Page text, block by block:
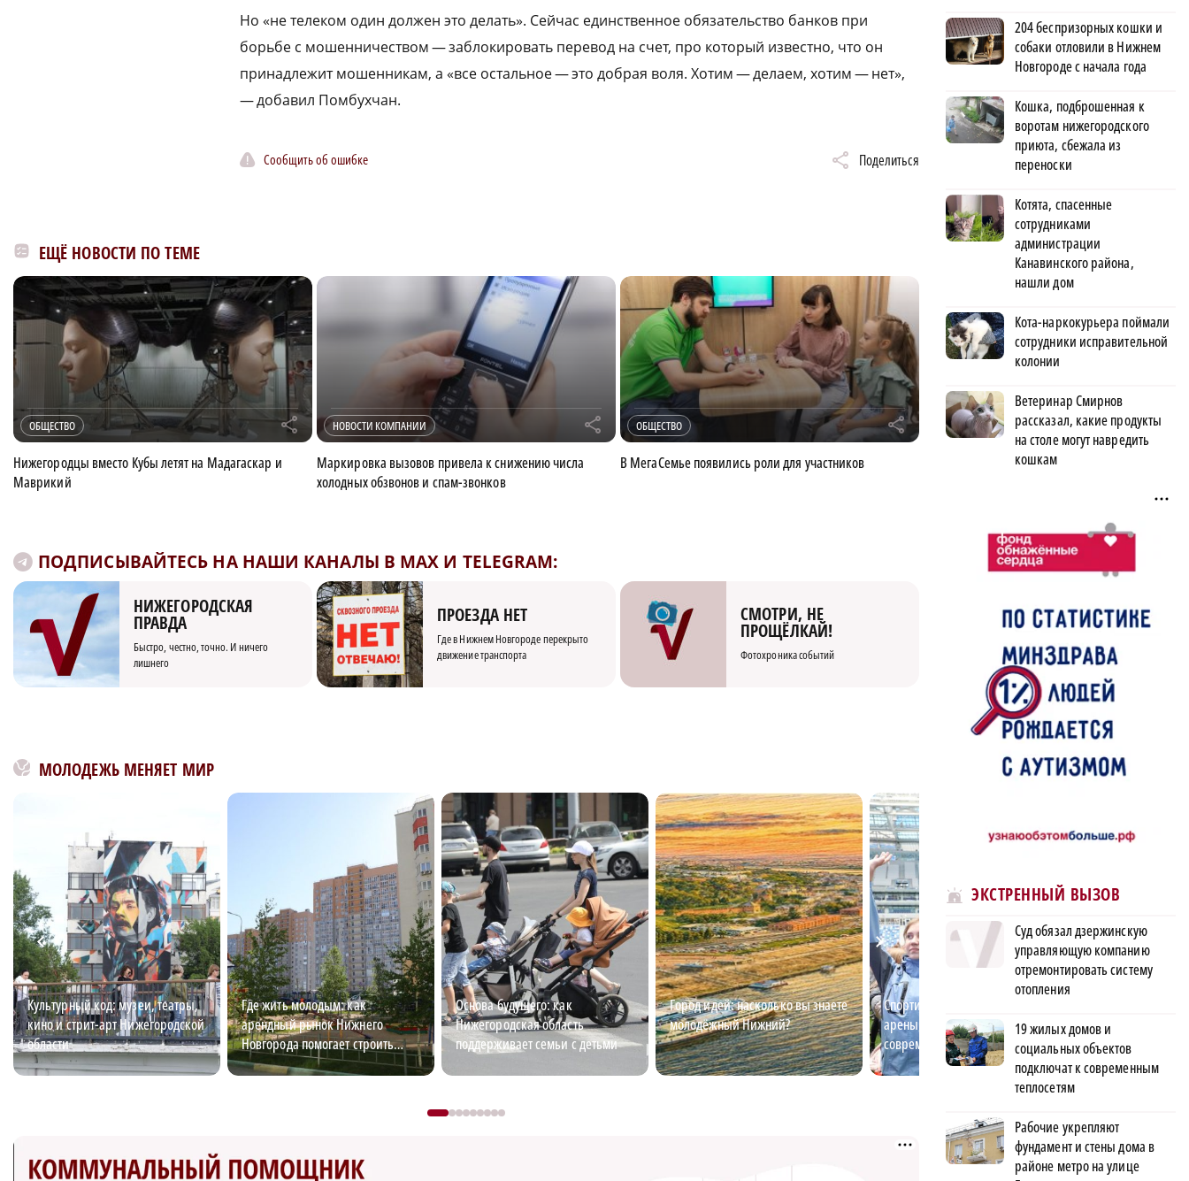
Но «не телеком один должен это делать». Сейчас единственное обязательство банков при
борьбе с мошенничеством — заблокировать перевод на счет, про который известно, что он
принадлежит мошенникам, а «все остальное — это добрая воля. Хотим — делаем, хотим — нет»,
— добавил Помбухчан.
Сообщить об ошибке Поделиться
ЕЩЁ НОВОСТИ ПО ТЕМЕ
ОБЩЕСТВО r
Нижегородцы вместо Кубы летят на Мадагаскар и
Маврикий
НОВОСТИ КОМПАНИИ r
Маркировка вызовов привела к снижению числа
холодных обзвонов и спам-звонков
ОБЩЕСТВО r
В МегаСемье появились роли для участников
ПОДПИСЫВАЙТЕСЬ НА НАШИ КАНАЛЫ В MAX И TELEGRAM:
НИЖЕГОРОДСКАЯ
ПРАВДА
Быстро, честно, точно. И ничего
лишнего
ПРОЕЗДА НЕТ
Где в Нижнем Новгороде перекрыто
движение транспорта
СМОТРИ, НЕ
ПРОЩЁЛКАЙ!
Фотохроника событий
МОЛОДЕЖЬ МЕНЯЕТ МИР
Культурный код: музеи, театры,
кино и стрит-арт Нижегородской
области
Где жить молодым: как
арендный рынок Нижнего
Новгорода помогает строить
карьеру
Основа будущего: как
Нижегородская область
поддерживает семьи с детьми
Город идей: насколько вы знаете
молодёжный Нижний?
Спортивный Нижний: ледовые
арены, дворцы спорта,
современные стадионы
Нижегородской
Москвы за 3,5
204 беспризорных кошки и
собаки отловили в Нижнем
Новгороде с начала года
Кошка, подброшенная к
воротам нижегородского
приюта, сбежала из
переноски
Котята, спасенные
сотрудниками
администрации
Канавинского района,
нашли дом
Кота-наркокурьера поймали
сотрудники исправительной
колонии
Ветеринар Смирнов
рассказал, какие продукты
на столе могут навредить
кошкам
ЭКСТРЕННЫЙ ВЫЗОВ
Суд обязал дзержинскую
управляющую компанию
отремонтировать систему
отопления
19 жилых домов и
социальных объектов
подключат к современным
теплосетям
Рабочие укрепляют
фундамент и стены дома в
районе метро на улице